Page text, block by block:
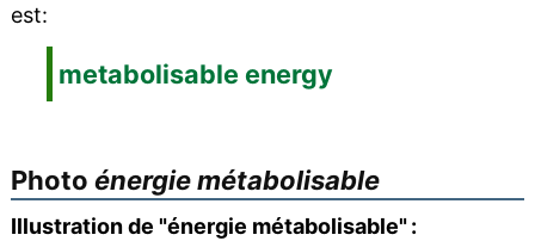
est:
metabolisable energy
Photo énergie métabolisable
Illustration de "énergie métabolisable" :